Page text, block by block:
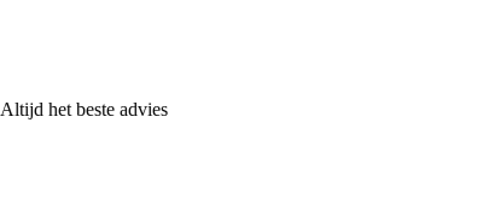
Altijd het beste advies